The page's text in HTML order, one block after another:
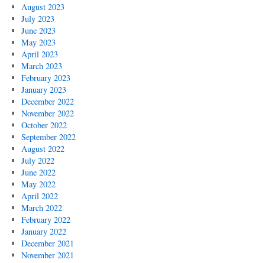
August 2023
July 2023
June 2023
May 2023
April 2023
March 2023
February 2023
January 2023
December 2022
November 2022
October 2022
September 2022
August 2022
July 2022
June 2022
May 2022
April 2022
March 2022
February 2022
January 2022
December 2021
November 2021